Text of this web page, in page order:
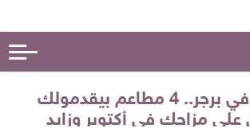
لو نفسك في برجر.. 4 مطاعم بيقدمولك
مزاجك في أكتوبر وزايد